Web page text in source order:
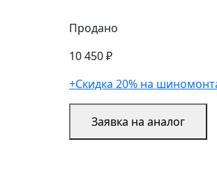
Продано
10 450 ₽
+Скидка 20% на
Заявка на аналог